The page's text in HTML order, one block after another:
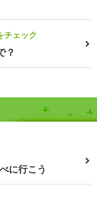
チェック
？
に行こう